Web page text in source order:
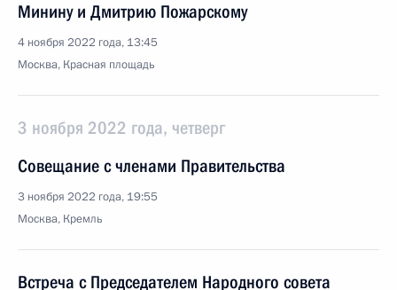
Минину и Дмитрию Пожарскому
4 ноября 2022 года, 13:45
Москва, Красная площадь
3 ноября 2022 года, четверг
Совещание с членами Правительства
3 ноября 2022 года, 19:55
Москва, Кремль
Встреча с Председателем Народного совета